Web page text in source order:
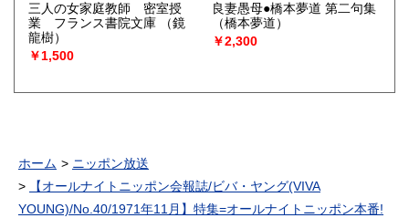
三人の女家庭教師 密室授
業 フランス書院文庫
（鏡
龍樹）
￥1,500
良妻愚母●橋本夢道 第二句集
（橋本夢道）
￥2,300
ホーム
ニッポン放送
【オールナイトニッポン会報誌/ビバ・ヤング(VIVA
YOUNG)/No.40/1971年11月】特集=オールナイトニッポン本番!